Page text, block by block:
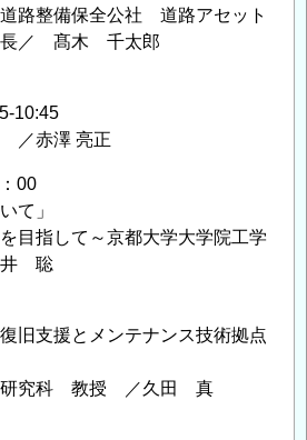
路整備保全公社 道路アセット
長／ 髙木 千太郎
10:45
／赤澤 亮正
00
て」
目指して～京都大学大学院工学
井 聡
旧支援とメンテナンス技術拠点
研究科 教授 ／久田 真